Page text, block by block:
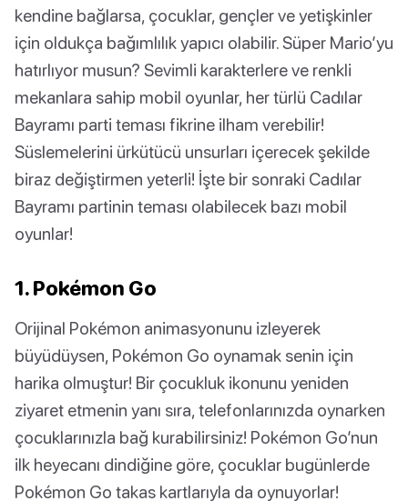
kendine bağlarsa, çocuklar, gençler ve yetişkinler
için oldukça bağımlılık yapıcı olabilir. Süper Mario’yu
hatırlıyor musun? Sevimli karakterlere ve renkli
mekanlara sahip mobil oyunlar, her türlü Cadılar
Bayramı parti teması fikrine ilham verebilir!
Süslemelerini ürkütücü unsurları içerecek şekilde
biraz değiştirmen yeterli! İşte bir sonraki Cadılar
Bayramı partinin teması olabilecek bazı mobil
oyunlar!
1. Pokémon Go
Orijinal Pokémon animasyonunu izleyerek
büyüdüysen, Pokémon Go oynamak senin için
harika olmuştur! Bir çocukluk ikonunu yeniden
ziyaret etmenin yanı sıra, telefonlarınızda oynarken
çocuklarınızla bağ kurabilirsiniz! Pokémon Go’nun
ilk heyecanı dindiğine göre, çocuklar bugünlerde
Pokémon Go takas kartlarıyla da oynuyorlar!